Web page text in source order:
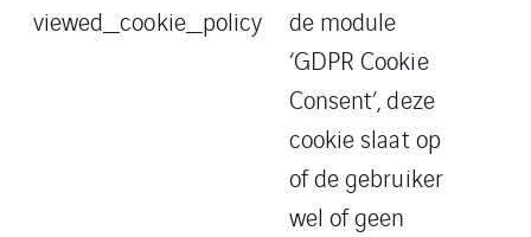
viewed_cookie_policy
de module
‘GDPR Cookie
Consent’, deze
cookie slaat op
of de gebruiker
wel of geen